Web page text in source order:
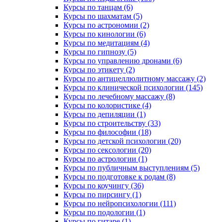
Курсы по танцам (6)
Курсы по шахматам (5)
Курсы по астрономии (2)
Курсы по кинологии (6)
Курсы по медитациям (4)
Курсы по гипнозу (5)
Курсы по управлению дронами (6)
Курсы по этикету (2)
Курсы по антицеллюлитному массажу (2)
Курсы по клинической психологии (145)
Курсы по лечебному массажу (8)
Курсы по колористике (4)
Курсы по депиляции (1)
Курсы по строительству (33)
Курсы по философии (18)
Курсы по детской психологии (20)
Курсы по сексологии (20)
Курсы по астрологии (1)
Курсы по публичным выступлениям (5)
Курсы по подготовке к родам (8)
Курсы по коучингу (36)
Курсы по пирсингу (1)
Курсы по нейропсихологии (111)
Курсы по подологии (1)